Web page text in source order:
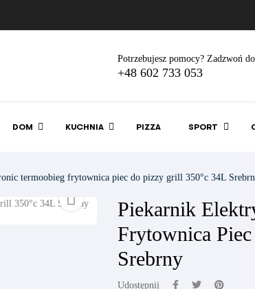
Potrzebujesz pomocy? Zadzwoń
+48 602 733 053
DOM KUCHNIA PIZZA SPORT
termoobieg frytownica piec do pizzy grill 350°c 34L

Piekarnik
Frytownica
Srebrny
Udostępnij